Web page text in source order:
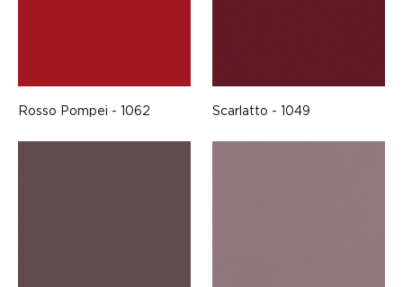
Rosso Pompei - 1062 Scarlatto - 1049